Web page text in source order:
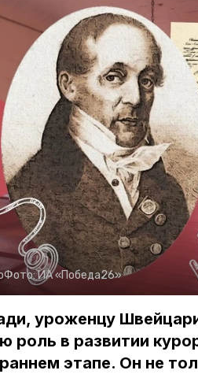
Фото:ИА «Победа26»
уроженцу
роль в развитии
этапе. Он не